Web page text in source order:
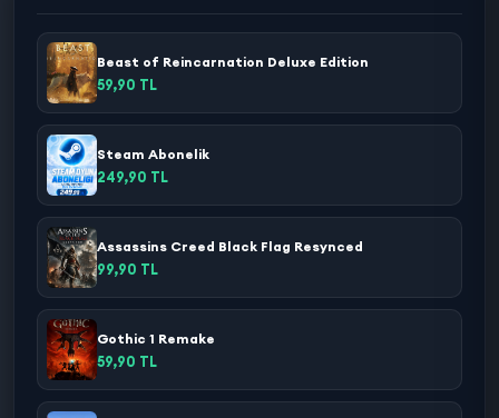
Beast of Reincarnation Deluxe Edition
59,90 TL
Steam Abonelik
249,90 TL
Assassins Creed Black Flag Resynced
99,90 TL
Gothic 1 Remake
59,90 TL